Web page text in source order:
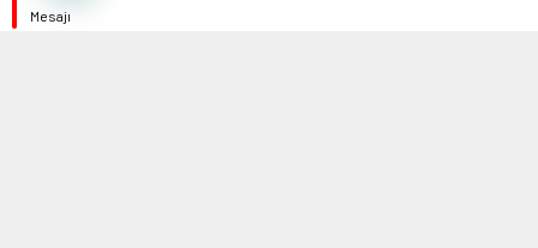
Mesajı